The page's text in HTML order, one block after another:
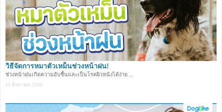
วิธีจัดการหมาตัวเหม็นช่วงหน้าฝน!
ช่วงหน้าฝนเกิดความอับชื้นและเป็นโรคผิวหนังได้ง่าย ...
15 สิงหาคม 2566